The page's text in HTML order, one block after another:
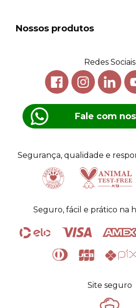
Nossos produtos
Redes Sociais
Fale com
Segurança, qualidade e
Seguro, fácil e prático na
Site seguro